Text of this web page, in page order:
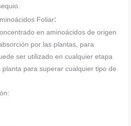
Foliar:
en aminoácidos de origen
por las plantas, para
ser utilizado en cualquier etapa
para superar cualquier tipo de